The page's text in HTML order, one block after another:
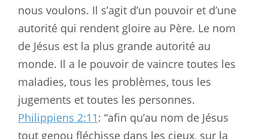
nous voulons. Il s’agit d’un pouvoir et d’une
autorité qui rendent gloire au Père. Le nom
de Jésus est la plus grande autorité au
monde. Il a le pouvoir de vaincre toutes les
maladies, tous les problèmes, tous les
jugements et toutes les personnes.
Philippiens 2:11: “afin qu’au nom de Jésus
tout genou fléchisse dans les cieux, sur la